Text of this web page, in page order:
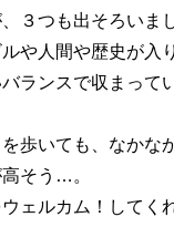
３つも出そろいま
や人間や歴史が入
ランスで収まって
歩いても、なかな
そう…。
ェルカム！してく